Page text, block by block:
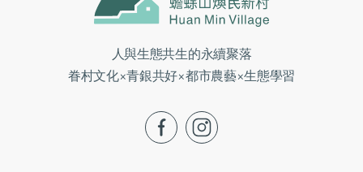
人與生態共生的永續聚落
眷村文化×青銀共好×都市農藝×生態學習
fb ig